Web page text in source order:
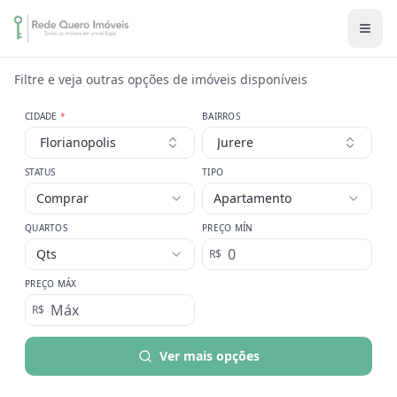
Filtre e veja outras opções de imóveis disponíveis
CIDADE *
Florianopolis
BAIRROS
Jurere
STATUS
Comprar
TIPO
Apartamento
QUARTOS
Qts
PREÇO MÍN
R$
PREÇO MÁX
R$
Ver mais opções